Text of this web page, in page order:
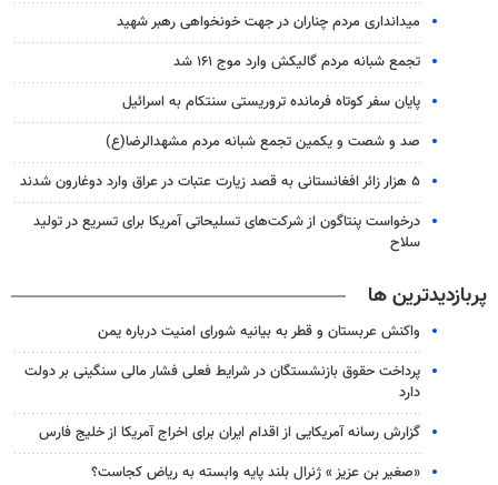
میدانداری مردم چناران در جهت خونخواهی رهبر شهید
تجمع شبانه مردم گالیکش وارد موج ۱۶۱ شد
پایان سفر کوتاه فرمانده تروریستی سنتکام به اسرائیل
صد و شصت و یکمین تجمع شبانه مردم مشهدالرضا(ع)
۵ هزار زائر افغانستانی به قصد زیارت عتبات در عراق وارد دوغارون شدند
درخواست پنتاگون از شرکت‌های تسلیحاتی آمریکا برای تسریع در تولید
سلاح
پربازدیدترین ها
واکنش عربستان و قطر به بیانیه شورای امنیت درباره یمن
پرداخت حقوق بازنشستگان در شرایط فعلی فشار مالی سنگینی بر دولت
دارد
گزارش رسانه آمریکایی از اقدام ایران برای اخراج آمریکا از خلیج فارس
«صغیر بن عزیز » ژنرال بلند پایه وابسته به ریاض کجاست؟